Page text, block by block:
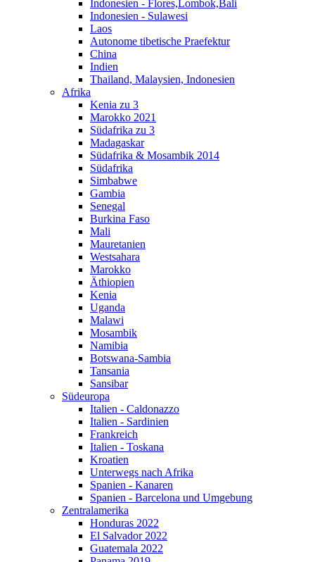
Indonesien - Flores,Lombok,Bali
Indonesien - Sulawesi
Laos
Autonome tibetische Praefektur
China
Indien
Thailand, Malaysien, Indonesien
Afrika
Kenia zu 3
Marokko 2021
Südafrika zu 3
Madagaskar
Südafrika & Mosambik 2014
Südafrika
Simbabwe
Gambia
Senegal
Burkina Faso
Mali
Mauretanien
Westsahara
Marokko
Äthiopien
Kenia
Uganda
Malawi
Mosambik
Namibia
Botswana-Sambia
Tansania
Sansibar
Südeuropa
Italien - Caldonazzo
Italien - Sardinien
Frankreich
Italien - Toskana
Kroatien
Unterwegs nach Afrika
Spanien - Kanaren
Spanien - Barcelona und Umgebung
Zentralamerika
Honduras 2022
El Salvador 2022
Guatemala 2022